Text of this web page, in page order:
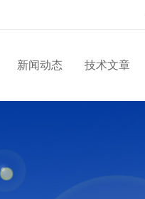
新闻动态 技术文章